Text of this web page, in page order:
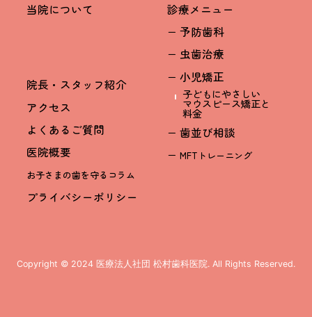
当院について
診療メニュー
− 予防歯科
− 虫歯治療
− 小児矯正
子どもにやさしい
マウスピース矯正と
料金
− 歯並び相談
− MFTトレーニング
院長・スタッフ紹介
アクセス
よくあるご質問
医院概要
お子さまの歯を守るコラム
プライバシーポリシー
Copyright © 2024 医療法人社団 松村歯科医院. All Rights Reserved.